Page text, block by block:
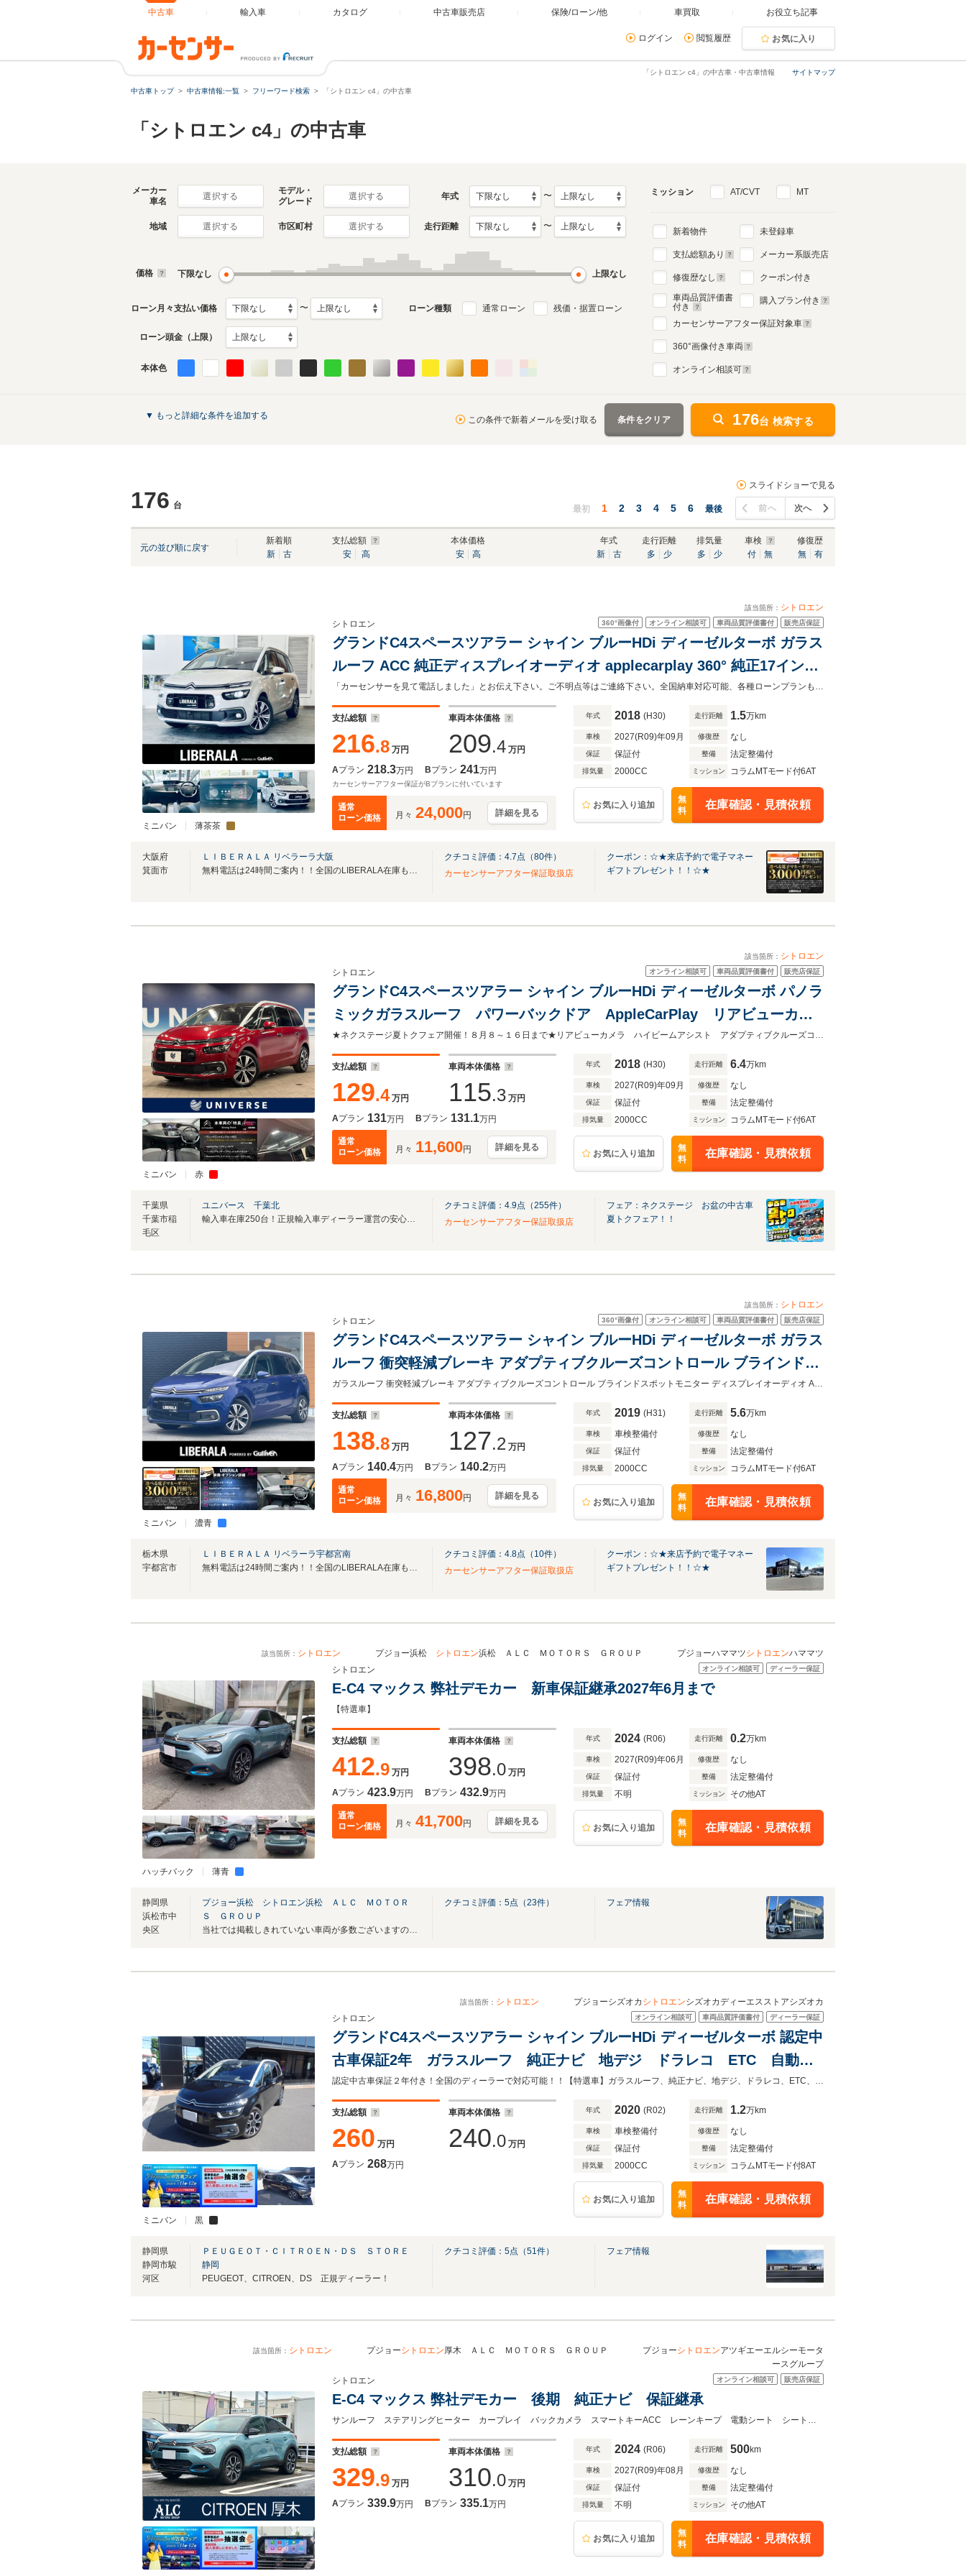
中古車 輸入車 カタログ 中古車販売店 保険/ローン/他 車買取 お役立ち記事
ログイン 閲覧履歴 お気に入り
サイトマップ
「シトロエン c4」の中古車・中古車情報
中古車トップ 中古車情報:一覧 フリーワード検索 「シトロエン c4」の中古車
「シトロエン c4」の中古車
メーカー
車名
選択する
モデル・
グレード
選択する 年式 〜
地域 選択する 市区町村 選択する 走行距離 〜
価格 下限なし 上限なし
ローン月々支払い価格 〜 ローン種類 通常ローン 残価・据置ローン
ローン頭金（上限）
本体色
ミッション AT/CVT MT
新着物件
支払総額あり
修復歴なし
車両品質評価書
付き
未登録車
メーカー系販売店
クーポン付き
購入プラン付き
カーセンサーアフター保証対象車
360°画像付き車両
オンライン相談可
▼ もっと詳細な条件を追加する この条件で新着メールを受け取る 条件をクリア 176台 検索する
176 台
スライドショーで見る
最初 1 2 3 4 5 6 最後 前へ 次へ
元の並び順に戻す
新着順
新
古
支払総額
安
高
本体価格
安
高
年式
新
古
走行距離
多
少
排気量
多
少
車検
付
無
修復歴
無
有
該当箇所： シトロエン
ミニバン 薄茶茶
360°画像付 オンライン相談可 車両品質評価書付 販売店保証
シトロエン
グランドC4スペースツアラー シャイン ブルーHDi ディーゼルターボ ガラス
ルーフ ACC 純正ディスプレイオーディオ applecarplay 360° 純正17インチ
AW 電動リアゲート ブラインドスポット クリアランスソナー スマートキー
パドルシフト ETC ドライブレコーダー USB Bluetooth
「カーセンサーを見て電話しました」とお伝え下さい。ご不明点等はご連絡下さい。全国納車対応可能、各種ローンプランもご用意しております。
支払総額
216.8 万円
車両本体価格
209.4 万円
Aプラン 218.3万円 Bプラン 241万円
カーセンサーアフター保証がBプランに付いています
通常
ローン価格
月々 24,000円 詳細を見る
年式 2018 (H30) 走行距離 1.5万km
車検 2027(R09)年09月 修復歴 なし
保証 保証付 整備 法定整備付
排気量 2000CC ミッション コラムMTモード付6AT
お気に入り追加
無
料
在庫確認・見積依頼
大阪府
箕面市
ＬＩＢＥＲＡＬＡ リベラーラ大阪
無料電話は24時間ご案内！！全国のLIBERALA在庫も見たい方は一括照会が可能です！
クチコミ評価： 4.7点（80件）
カーセンサーアフター保証取扱店
クーポン：☆★来店予約で電子マネー
ギフトプレゼント！！☆★
該当箇所： シトロエン
ミニバン 赤
オンライン相談可 車両品質評価書付 販売店保証
シトロエン
グランドC4スペースツアラー シャイン ブルーHDi ディーゼルターボ パノラ
ミックガラスルーフ パワーバックドア AppleCarPlay リアビューカメ
ラ ハイビームアシスト アダプティブクルーズコントロール ブラインド
スポットモニター Bluetooth 禁煙車
★ネクステージ夏トクフェア開催！８月８～１６日まで★リアビューカメラ ハイビームアシスト アダプティブクルーズコントロール ブラインドスポットモニター
支払総額
129.4 万円
車両本体価格
115.3 万円
Aプラン 131万円 Bプラン 131.1万円
通常
ローン価格
月々 11,600円 詳細を見る
年式 2018 (H30) 走行距離 6.4万km
車検 2027(R09)年09月 修復歴 なし
保証 保証付 整備 法定整備付
排気量 2000CC ミッション コラムMTモード付6AT
お気に入り追加
無
料
在庫確認・見積依頼
千葉県
千葉市稲
毛区
ユニバース 千葉北
輸入車在庫250台！正規輸入車ディーラー運営の安心感を！
クチコミ評価： 4.9点（255件）
カーセンサーアフター保証取扱店
フェア：ネクステージ お盆の中古車
夏トクフェア！！
該当箇所： シトロエン
ミニバン 濃青
360°画像付 オンライン相談可 車両品質評価書付 販売店保証
シトロエン
グランドC4スペースツアラー シャイン ブルーHDi ディーゼルターボ ガラス
ルーフ 衝突軽減ブレーキ アダプティブクルーズコントロール ブラインドス
ポットモニター 純正ディスプレイオーディオ AppleCarPlay 全方位カメラ
クリアランスソナー 電動リアゲート オートライト
ガラスルーフ 衝突軽減ブレーキ アダプティブクルーズコントロール ブラインドスポットモニター ディスプレイオーディオ AppleCarPlay 360カメラ クリアランスソナー 電動リアゲート
支払総額
138.8 万円
車両本体価格
127.2 万円
Aプラン 140.4万円 Bプラン 140.2万円
通常
ローン価格
月々 16,800円 詳細を見る
年式 2019 (H31) 走行距離 5.6万km
車検 車検整備付 修復歴 なし
保証 保証付 整備 法定整備付
排気量 2000CC ミッション コラムMTモード付6AT
お気に入り追加
無
料
在庫確認・見積依頼
栃木県
宇都宮市
ＬＩＢＥＲＡＬＡ リベラーラ宇都宮南
無料電話は24時間ご案内！！全国のLIBERALA在庫も見たい方は一括照会が可能です！
クチコミ評価： 4.8点（ 10件）
カーセンサーアフター保証取扱店
クーポン：☆★来店予約で電子マネー
ギフトプレゼント！！☆★
該当箇所： シトロエン プジョー浜松 シトロエン浜松 ＡＬＣ ＭＯＴＯＲＳ ＧＲＯＵＰ プジョーハママツシトロエンハママツ
ハッチバック 薄青
オンライン相談可 ディーラー保証
シトロエン
E-C4 マックス 弊社デモカー 新車保証継承2027年6月まで
【特選車】
支払総額
412.9 万円
車両本体価格
398.0 万円
Aプラン 423.9万円 Bプラン 432.9万円
通常
ローン価格
月々 41,700円 詳細を見る
年式 2024 (R06) 走行距離 0.2万km
車検 2027(R09)年06月 修復歴 なし
保証 保証付 整備 法定整備付
排気量 不明 ミッション その他AT
お気に入り追加
無
料
在庫確認・見積依頼
静岡県
浜松市中
央区
プジョー浜松 シトロエン浜松 ＡＬＣ ＭＯＴＯＲ
Ｓ ＧＲＯＵＰ
当社では掲載しきれていない車両が多数ございますのでお気軽にお問い合わせ下さい。
クチコミ評価： 5点（23件） フェア情報
該当箇所： シトロエン プジョーシズオカ シトロエンシズオカディーエスストアシズオカ
ミニバン 黒
オンライン相談可 車両品質評価書付 ディーラー保証
シトロエン
グランドC4スペースツアラー シャイン ブルーHDi ディーゼルターボ 認定中
古車保証2年 ガラスルーフ 純正ナビ 地デジ ドラレコ ETC 自動軽
減ブレーキ LEDヘッドライト カープレイ&アンドロイドオート ACC
障害物センサー
認定中古車保証２年付き！全国のディーラーで対応可能！！【特選車】ガラスルーフ、純正ナビ、地デジ、ドラレコ、ETC、自動軽減ブレーキ、LEDヘッドライト、バックカメラ
支払総額
260 万円
車両本体価格
240.0 万円
Aプラン 268万円
年式 2020 (R02) 走行距離 1.2万km
車検 車検整備付 修復歴 なし
保証 保証付 整備 法定整備付
排気量 2000CC ミッション コラムMTモード付8AT
お気に入り追加
無
料
在庫確認・見積依頼
静岡県
静岡市駿
河区
ＰＥＵＧＥＯＴ・ＣＩＴＲＯＥＮ・ＤＳ ＳＴＯＲＥ
静岡
PEUGEOT、CITROEN、DS 正規ディーラー！
クチコミ評価： 5点（51件） フェア情報
該当箇所： シトロエン プジョーシトロエン厚木 ＡＬＣ ＭＯＴＯＲＳ ＧＲＯＵＰ プジョーシトロエンアツギエーエルシーモータ
ースグループ
オンライン相談可 販売店保証
シトロエン
E-C4 マックス 弊社デモカー 後期 純正ナビ 保証継承
サンルーフ ステアリングヒーター カープレイ バックカメラ スマートキーACC レーンキープ 電動シート シートヒーター LEDヘッドライト 純正18AW 全国陸送納車可能【特選車】
支払総額
329.9 万円
車両本体価格
310.0 万円
Aプラン 339.9万円 Bプラン 335.1万円
年式 2024 (R06) 走行距離 500km
車検 2027(R09)年08月 修復歴 なし
保証 保証付 整備 法定整備付
排気量 不明 ミッション その他AT
お気に入り追加
無
料
在庫確認・見積依頼